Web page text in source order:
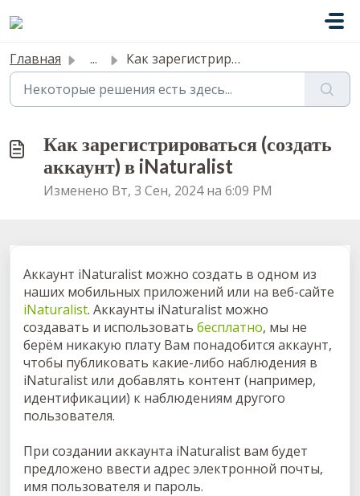
Главная ... Как зарегистрироваться (создать аккаунт) в iNaturalist
Как зарегистрироваться (создать
аккаунт) в iNaturalist
Изменено Вт, 3 Сен, 2024 на 6:09 PM
Аккаунт iNaturalist можно создать в одном из
наших мобильных приложений или на веб-сайте
iNaturalist. Аккаунты iNaturalist можно
создавать и использовать бесплатно, мы не
берём никакую плату Вам понадобится аккаунт,
чтобы публиковать какие-либо наблюдения в
iNaturalist или добавлять контент (например,
идентификации) к наблюдениям другого
пользователя.
При создании аккаунта iNaturalist вам будет
предложено ввести адрес электронной почты,
имя пользователя и пароль.